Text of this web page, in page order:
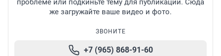
проблеме или подкиньте тему для публикации. Сюда
же загружайте ваше видео и фото.
ЗВОНИТЕ
+7 (965) 868-91-60